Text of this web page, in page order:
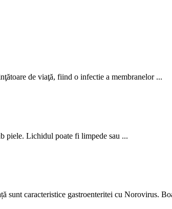
de viaţă, fiind o infectie a membranelor ...
piele. Lichidul poate fi limpede sau ...
sunt caracteristice gastroenteritei cu Norovirus.